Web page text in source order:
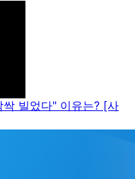
빌었다" 이유는? [사